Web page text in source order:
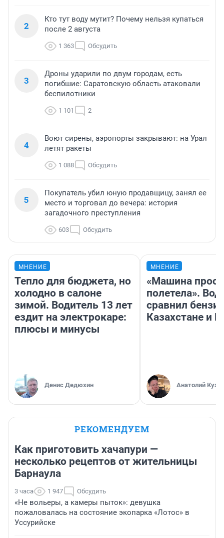
2
Кто тут воду мутит? Почему нельзя купаться
после 2 августа
1 363 Обсудить
3
Дроны ударили по двум городам, есть
погибшие: Саратовскую область атаковали
беспилотники
1 101 2
4
Воют сирены, аэропорты закрывают: на Урал
летят ракеты
1 088 Обсудить
5
Покупатель убил юную продавщицу, занял ее
место и торговал до вечера: история
загадочного преступления
603 Обсудить
МНЕНИЕ
Тепло для бюджета, но
холодно в салоне
зимой. Водитель 13 лет
ездит на электрокаре:
плюсы и минусы
Денис Дедюхин
МНЕНИЕ
«Машина
полетела».
сравнил
Казахстане и
Анатолий
РЕКОМЕНДУЕМ
Как приготовить хачапури —
несколько рецептов от жительницы
Барнаула
3 часа 1 947 Обсудить
«Не вольеры, а камеры пыток»: девушка
пожаловалась на состояние экопарка «Лотос» в
Уссурийске